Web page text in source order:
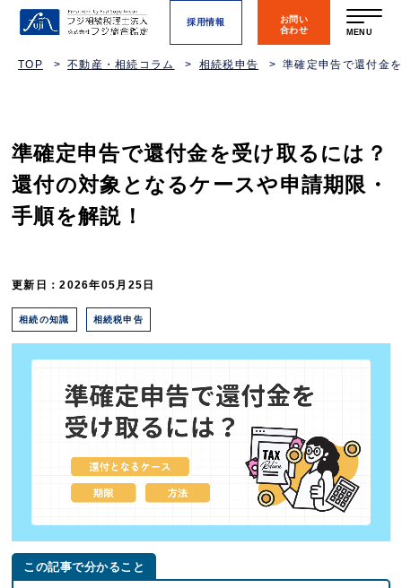
採用情報
お問い
合わせ
MENU
TOP 不動産・相続コラム 相続税申告 準確定申告で還付金
準確定申告で還付金を受け取るには？
還付の対象となるケースや申請期限・
手順を解説！
更新日：2026年05月25日
相続の知識 相続税申告
この記事で分かること